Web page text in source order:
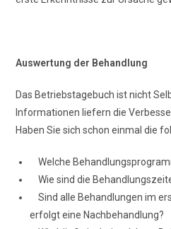
Auswertung der Behandlung
Das Betriebstagebuch ist nicht
Informationen liefern die
Haben Sie sich schon einmal die
Welche
Wie sind die
Sind alle Behandlungen im
erfolgt eine Nachbehandlung?